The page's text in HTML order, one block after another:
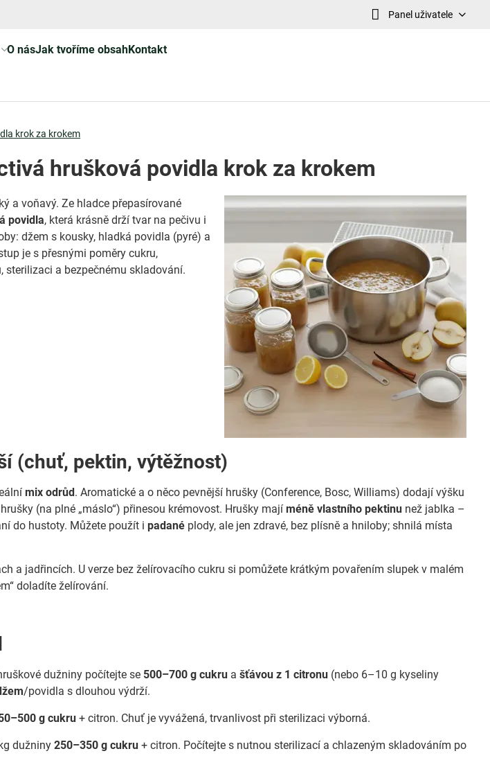
Panel uživatele
O násJak tvoříme obsahKontakt
krok za krokem
hrušková povidla krok za krokem
a voňavý. Ze hladce přepasírované
povidla, která krásně drží tvar na pečivu i
džem s kousky, hladká povidla (pyré) a
je s přesnými poměry cukru,
a bezpečnému skladování.
(chuť, pektin, výtěžnost)
mix odrůd. Aromatické a o něco pevnější hrušky (Conference, Bosc, Williams) dodají výšku
(na plné „máslo“) přinesou krémovost. Hrušky majíméně vlastního pektinu než jablka –
do hustoty. Můžete použít ipadané plody, ale jen zdravé, bez plísně a hniloby; shnilá místa
a jadřincích. U verze bez želírovacího cukru si pomůžete krátkým povařením slupek v malém
doladíte želírování.
dužniny počítejte se 500–700 g cukru ašťávou z 1 citronu (nebo 6–10 g kyseliny
/povidla s dlouhou výdrží.
g cukru + citron. Chuť je vyvážená, trvanlivost při sterilizaci výborná.
dužniny250–350 g cukru + citron. Počítejte s nutnou sterilizací a chlazeným skladováním po